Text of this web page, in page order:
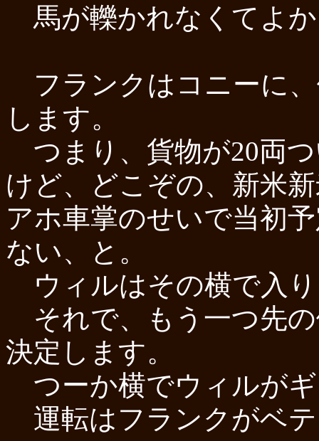
馬が轢かれなくてよ
フランクはコニーに
します。
つまり、貨物が20両
けど、どこぞの、新米
アホ車掌のせいで当初
ない、と。
ウィルはその横で入
それで、もう一つ先
決定します。
つーか横でウィルが
運転はフランクがベ